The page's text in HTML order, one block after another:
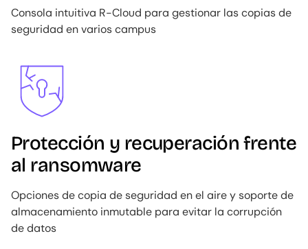
Consola intuitiva R-Cloud para gestionar las copias de
seguridad en varios campus
Image
Protección y recuperación frente
al ransomware
Opciones de copia de seguridad en el aire y soporte de
almacenamiento inmutable para evitar la corrupción
de datos